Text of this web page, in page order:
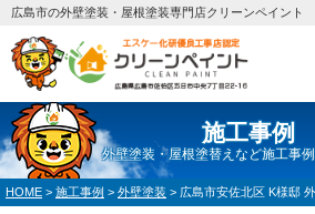
広島市の外壁塗装・屋根塗装専門店クリーンペイント
施工事例
外壁塗装・屋根塗替えなど施工事
HOME > 施工事例 > 外壁塗装 > 広島市安佐北区 K様邸